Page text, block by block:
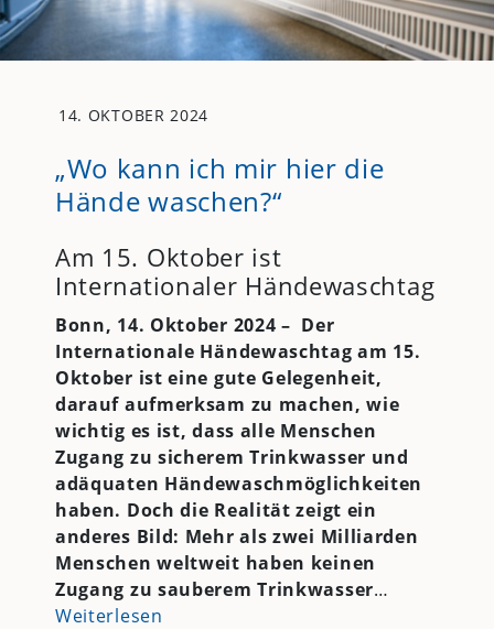
14. OKTOBER 2024
„Wo kann ich mir hier die
Hände waschen?“
Am 15. Oktober ist
Internationaler Händewaschtag
Bonn, 14. Oktober 2024 – Der
Internationale Händewaschtag am 15.
Oktober ist eine gute Gelegenheit,
darauf aufmerksam zu machen, wie
wichtig es ist, dass alle Menschen
Zugang zu sicherem Trinkwasser und
adäquaten Händewaschmöglichkeiten
haben. Doch die Realität zeigt ein
anderes Bild: Mehr als zwei Milliarden
Menschen weltweit haben keinen
Zugang zu sauberem Trinkwasser…
Weiterlesen